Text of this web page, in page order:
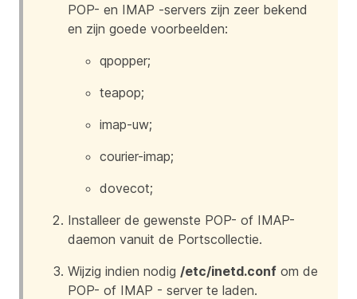
POP- en IMAP -servers zijn zeer bekend
en zijn goede voorbeelden:
qpopper;
teapop;
imap-uw;
courier-imap;
dovecot;
Installeer de gewenste POP- of IMAP-
daemon vanuit de Portscollectie.
Wijzig indien nodig /etc/inetd.conf om de
POP- of IMAP - server te laden.